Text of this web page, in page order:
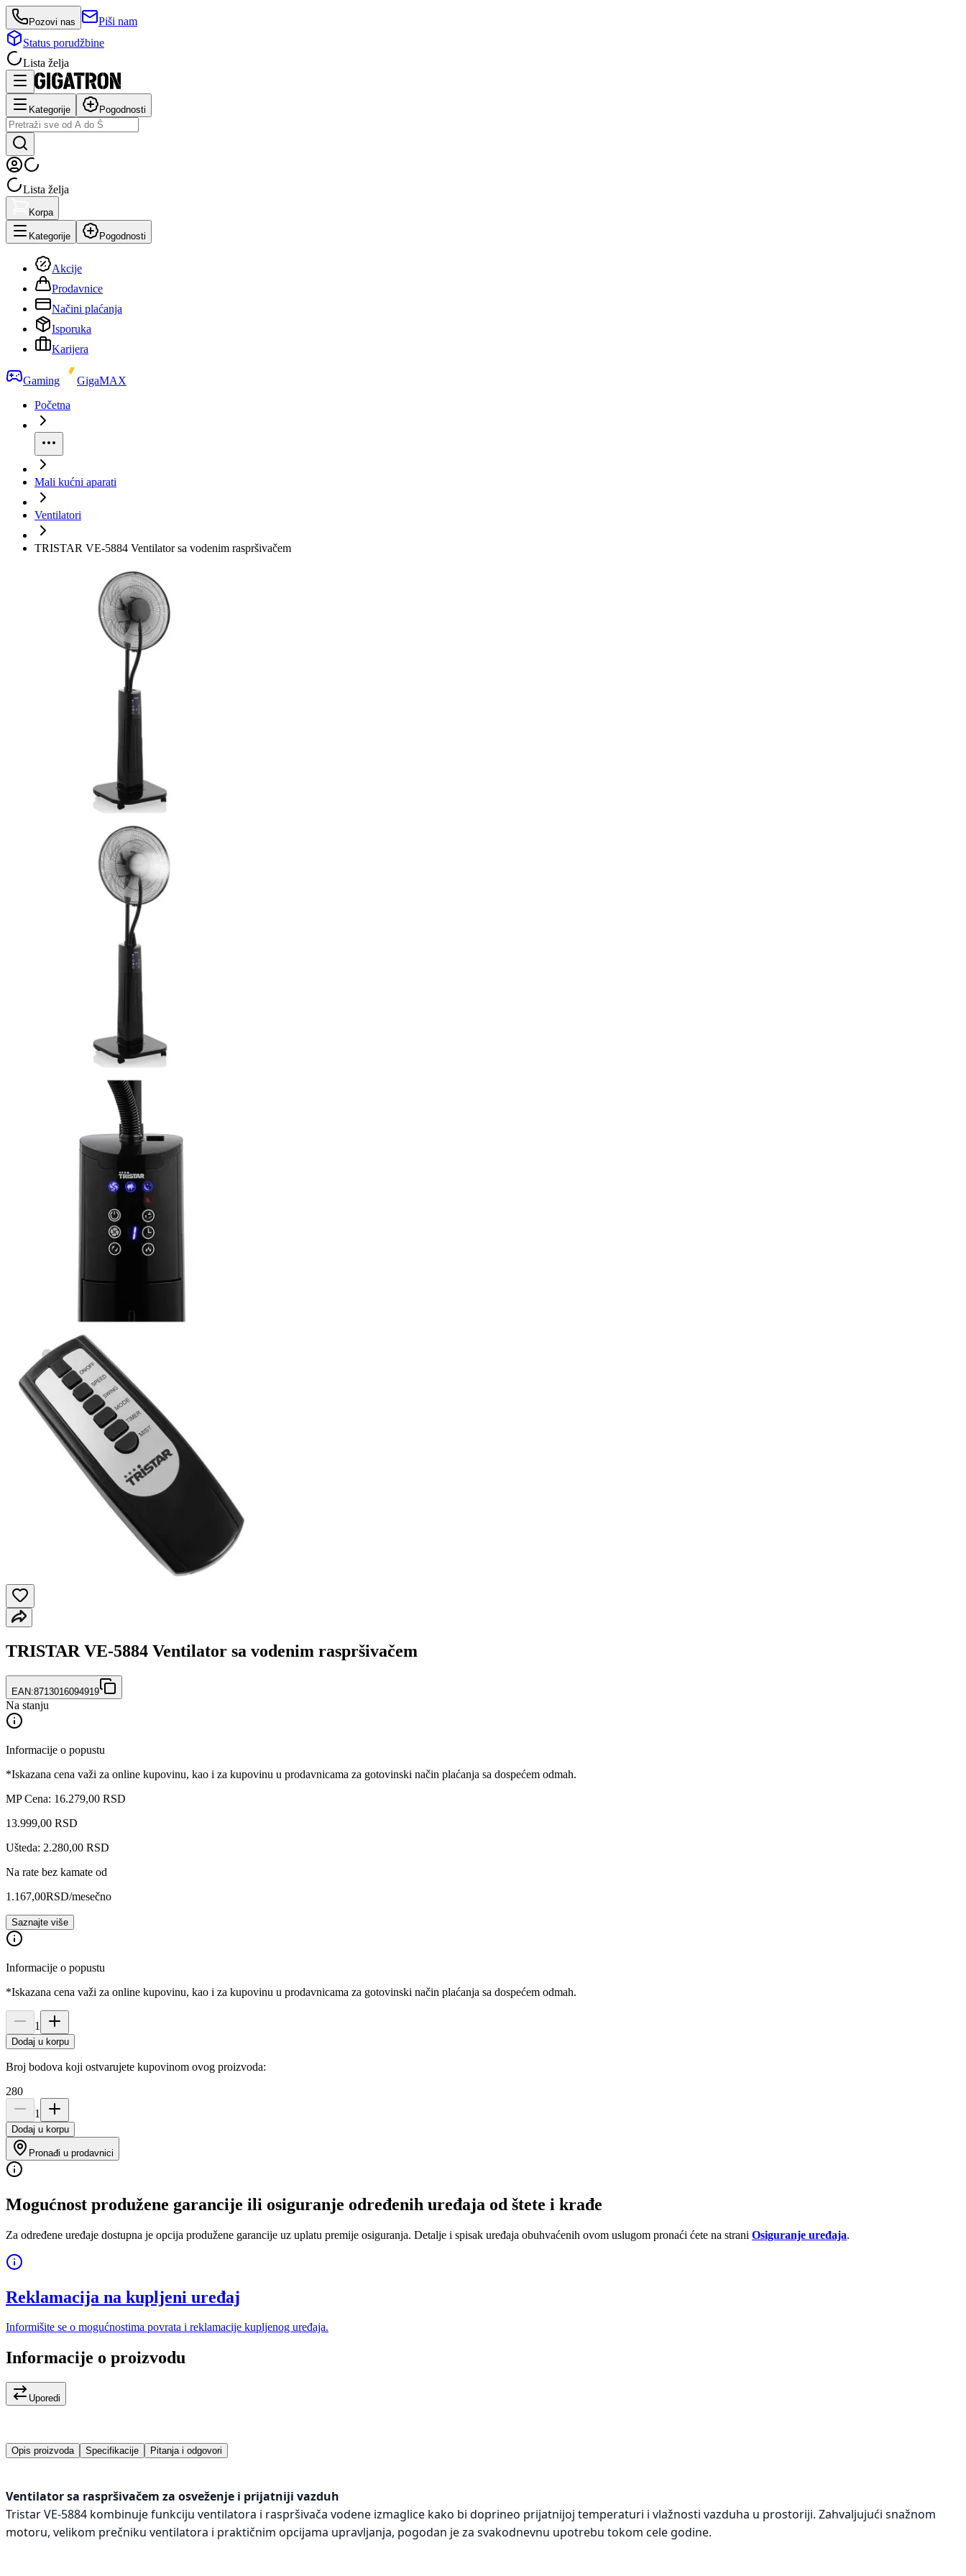
Pozovi nas
Piši nam
Status porudžbine
Lista želja
Kategorije Pogodnosti
Lista želja
Korpa
Kategorije Pogodnosti
Akcije
Prodavnice
Načini plaćanja
Isporuka
Karijera
Gaming
GigaMAX
Početna
Mali kućni aparati
Ventilatori
TRISTAR VE-5884 Ventilator sa vodenim raspršivačem
TRISTAR VE-5884 Ventilator sa vodenim raspršivačem
EAN:8713016094919
Na stanju
Informacije o popustu
*Iskazana cena važi za online kupovinu, kao i za kupovinu u prodavnicama za gotovinski način plaćanja sa dospećem odmah.
MP Cena: 16.279,00 RSD
13.999,00 RSD
Ušteda: 2.280,00 RSD
Na rate bez kamate od
1.167,00RSD/mesečno
Saznajte više
Informacije o popustu
*Iskazana cena važi za online kupovinu, kao i za kupovinu u prodavnicama za gotovinski način plaćanja sa dospećem odmah.
1
Dodaj u korpu
Broj bodova koji ostvarujete kupovinom ovog proizvoda:
280
1
Dodaj u korpu
Pronađi u prodavnici
Mogućnost produžene garancije ili osiguranje određenih uređaja od štete i krađe
Za određene uređaje dostupna je opcija produžene garancije uz uplatu premije osiguranja. Detalje i spisak uređaja obuhvaćenih ovom uslugom pronaći ćete na strani Osiguranje uređaja.
Reklamacija na kupljeni uređaj
Informišite se o mogućnostima povrata i reklamacije kupljenog uređaja.
Informacije o proizvodu
Uporedi
Opis proizvoda Specifikacije Pitanja i odgovori
Ventilator sa raspršivačem za osveženje i prijatniji vazduh
Tristar VE-5884 kombinuje funkciju ventilatora i raspršivača vodene izmaglice kako bi doprineo prijatnijoj temperaturi i vlažnosti vazduha u prostoriji. Zahvaljujući snažnom
motoru, velikom prečniku ventilatora i praktičnim opcijama upravljanja, pogodan je za svakodnevnu upotrebu tokom cele godine.